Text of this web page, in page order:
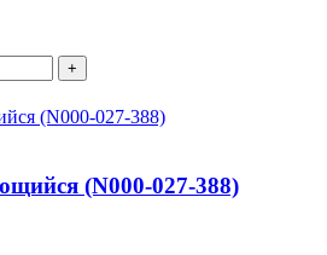
+
(N000-027-388)